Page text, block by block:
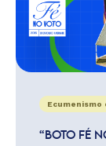
“BOTO FÉ